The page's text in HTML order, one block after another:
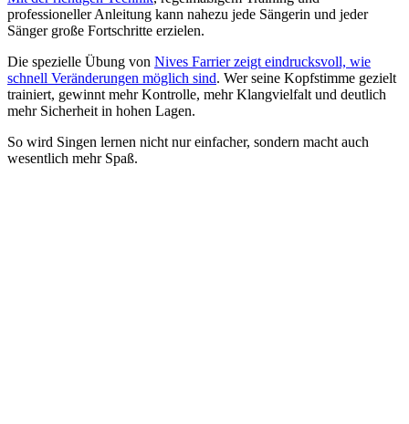
professioneller Anleitung kann nahezu jede Sängerin und jeder
Sänger große Fortschritte erzielen.
Die spezielle Übung von Nives Farrier zeigt eindrucksvoll, wie
schnell Veränderungen möglich sind. Wer seine Kopfstimme gezielt
trainiert, gewinnt mehr Kontrolle, mehr Klangvielfalt und deutlich
mehr Sicherheit in hohen Lagen.
So wird Singen lernen nicht nur einfacher, sondern macht auch
wesentlich mehr Spaß.